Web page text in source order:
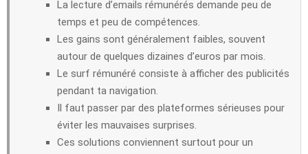
La lecture d’emails rémunérés demande peu de
temps et peu de compétences.
Les gains sont généralement faibles, souvent
autour de quelques dizaines d’euros par mois.
Le surf rémunéré consiste à afficher des publicités
pendant ta navigation.
Il faut passer par des plateformes sérieuses pour
éviter les mauvaises surprises.
Ces solutions conviennent surtout pour un